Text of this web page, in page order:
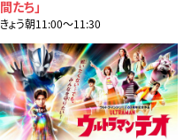
間たち」
きょう朝11:00〜11:30